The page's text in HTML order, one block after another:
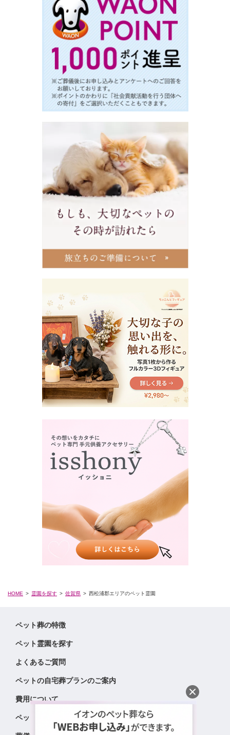
HOME 霊園を探す 佐賀県 西松浦郡エリアのペット霊園
ペット葬の特徴
ペット霊園を探す
よくあるご質問
ペットの自宅葬プランのご案内
費用について
ペットが亡くなったら